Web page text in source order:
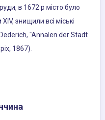
в 1672 р місто було
знищили всі міські
"Annalen der Stadt
1867).